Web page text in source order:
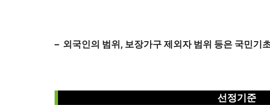
– 외국인의 범위, 보장가구 제외자 범위 등은 국민기
선정기준